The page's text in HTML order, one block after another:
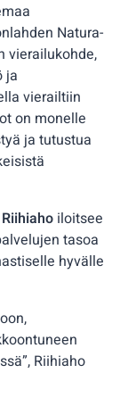
Natura-
vierailukohde,
ja
vierailtiin
on monelle
ja tutustua
iloitsee
tasoa
hyvälle
Riihiaho